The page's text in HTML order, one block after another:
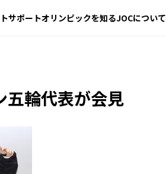
サポートオリンピックを知るJOCについて
五輪代表が会見